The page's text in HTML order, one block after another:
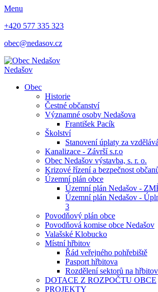
Menu
+420 577 335 323
obec@nedasov.cz
Nedašov
Obec
Historie
Čestné občanství
Významné osoby Nedašova
František Pacík
Školství
Stanovení úplaty za
Kanalizace - Závrší s.r.o
Obec Nedašov výstavba, s. r. o.
Krizové řízení a bezpečnost
Územní plán obce
Územní plán Nedašov -
Územní plán Nedašov -
3
Povodňový plán obce
Povodňová komise obce Nedašov
Valašské Klobucko
Místní hřbitov
Řád veřejného pohřebiště
Pasport hřbitova
Rozdělení sektorů na
DOTACE Z ROZPOČTU OBCE
PROJEKTY